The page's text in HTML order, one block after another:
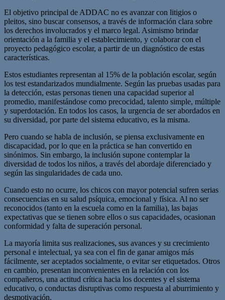
El objetivo principal de ADDAC no es avanzar con litigios o
pleitos, sino buscar consensos, a través de información clara sobre
los derechos involucrados y el marco legal. Asimismo brindar
orientación a la familia y el establecimiento, y colaborar con el
proyecto pedagógico escolar, a partir de un diagnóstico de estas
características.
Estos estudiantes representan al 15% de la población escolar, según
los test estandarizados mundialmente. Según las pruebas usadas para
la detección, estas personas tienen una capacidad superior al
promedio, manifestándose como precocidad, talento simple, múltiple
y superdotación. En todos los casos, la urgencia de ser abordados en
su diversidad, por parte del sistema educativo, es la misma.
Pero cuando se habla de inclusión, se piensa exclusivamente en
discapacidad, por lo que en la práctica se han convertido en
sinónimos. Sin embargo, la inclusión supone contemplar la
diversidad de todos los niños, a través del abordaje diferenciado y
según las singularidades de cada uno.
Cuando esto no ocurre, los chicos con mayor potencial sufren serias
consecuencias en su salud psíquica, emocional y física. Al no ser
reconocidos (tanto en la escuela como en la familia), las bajas
expectativas que se tienen sobre ellos o sus capacidades, ocasionan
conformidad y falta de superación personal.
La mayoría limita sus realizaciones, sus avances y su crecimiento
personal e intelectual, ya sea con el fin de ganar amigos más
fácilmente, ser aceptados socialmente, o evitar ser etiquetados. Otros
en cambio, presentan inconvenientes en la relación con los
compañeros, una actitud crítica hacia los docentes y el sistema
educativo, o conductas disruptivas como respuesta al aburrimiento y
desmotivación.